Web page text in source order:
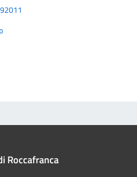
Roccafranca